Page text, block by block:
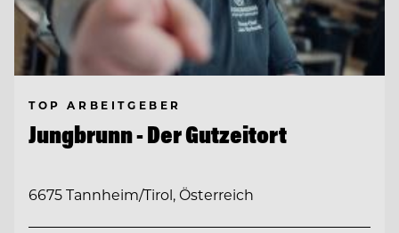
TOP ARBEITGEBER
Jungbrunn - Der Gutzeitort
6675 Tannheim/Tirol, Österreich